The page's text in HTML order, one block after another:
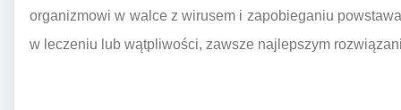
organizmowi w walce z wirusem i zapobieganiu
w leczeniu lub wątpliwości, zawsze najlepszym